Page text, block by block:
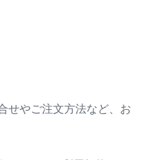
せやご注文方法など、お